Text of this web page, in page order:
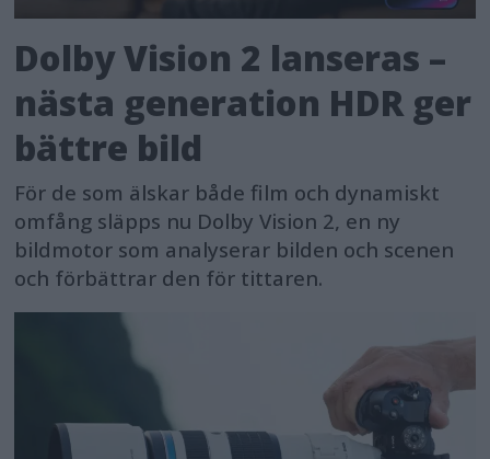
Dolby Vision 2 lanseras –
nästa generation HDR ger
bättre bild
För de som älskar både film och dynamiskt
omfång släpps nu Dolby Vision 2, en ny
bildmotor som analyserar bilden och scenen
och förbättrar den för tittaren.